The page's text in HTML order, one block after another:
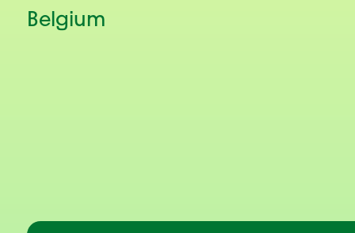
Belgium